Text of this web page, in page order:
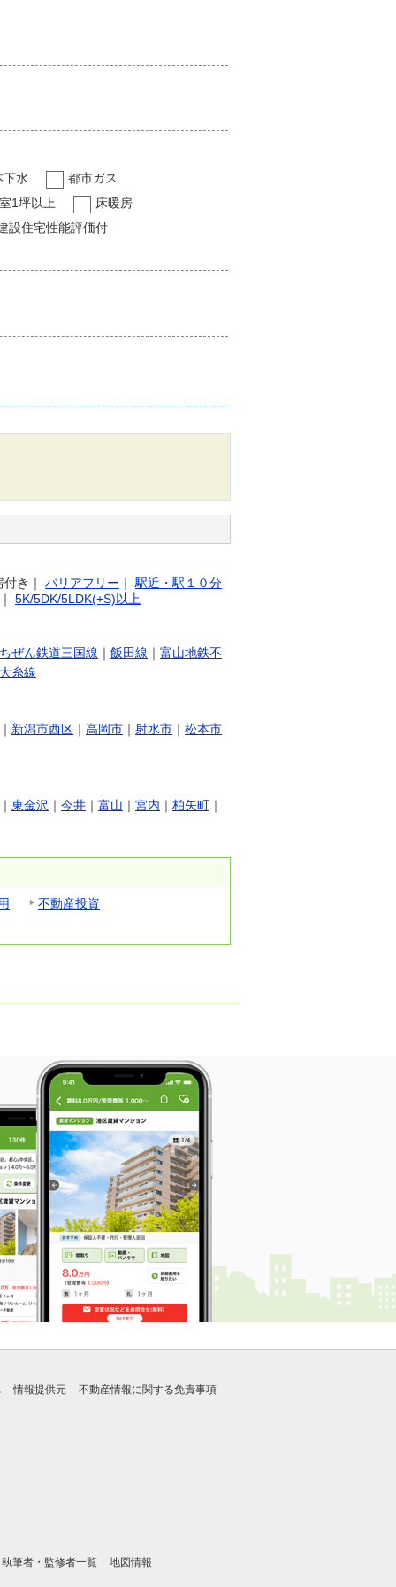
下水
都市ガス
1坪以上
床暖房
設住宅性能評価付
付き ｜ バリアフリー ｜ 駅近・駅１０分
｜ 5K/5DK/5LDK(+S)以上
ぜん鉄道三国線 ｜ 飯田線 ｜ 富山地鉄不
大糸線
｜ 新潟市西区 ｜ 高岡市 ｜ 射水市 ｜ 松本市
｜ 東金沢 ｜ 今井 ｜ 富山 ｜ 宮内 ｜ 柏矢町 ｜
不動産投資
情報提供元 不動産情報に関する免責事項
執筆者・監修者一覧 地図情報